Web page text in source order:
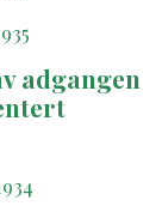
adgangen